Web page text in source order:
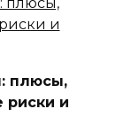
плюсы,
риски и